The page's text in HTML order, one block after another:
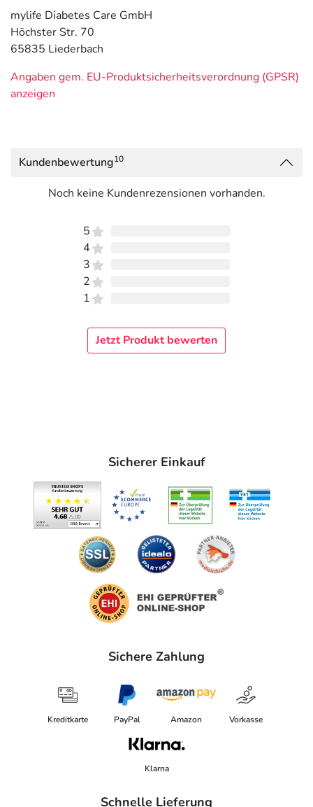
mylife Diabetes Care GmbH
Höchster Str. 70
65835 Liederbach
Angaben gem. EU-Produktsicherheitsverordnung (GPSR)
anzeigen
Kundenbewertung10
Noch keine Kundenrezensionen vorhanden.
5
4
3
2
1
Jetzt Produkt bewerten
Sicherer Einkauf
Sichere Zahlung
Kreditkarte PayPal Amazon Vorkasse
Klarna
Schnelle Lieferung